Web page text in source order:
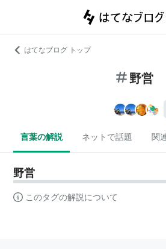
はてなブログ トップ
野営
言葉の解説 ネットで話題 関
野営
このタグの解説について